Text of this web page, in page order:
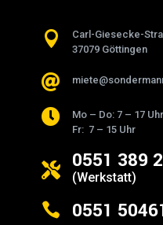

Carl-Giesecke-
37079 Göttingen


Mo – Do: 7 – 17 Uhr
Fr: 7 – 15 Uhr
 0551 389
(Werkstatt)
 0551